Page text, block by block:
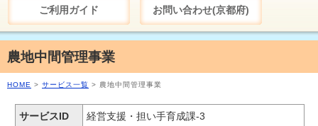
ご利用ガイド お問い合わせ(京都府)
農地中間管理事業
HOME > サービス一覧 > 農地中間管理事業
サービスID 経営支援・担い手育成課-3